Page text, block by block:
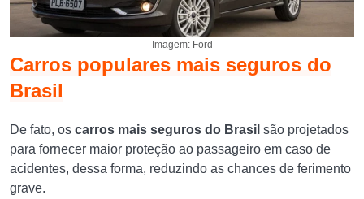
Imagem: Ford
Carros populares mais seguros do
Brasil
De fato, os carros mais seguros do Brasil são projetados
para fornecer maior proteção ao passageiro em caso de
acidentes, dessa forma, reduzindo as chances de ferimento
grave.